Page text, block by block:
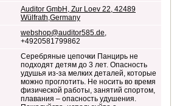
Auditor GmbH, Zur Loev 22, 42489
Wülfrath,Germany
webshop@auditor585.de,
+4920581799862
Серебряные цепочки Панцирь не
подходят детям до 3 лет. Опасность
удушья из-за мелких деталей, которые
можно проглотить. Не носить во время
физической работы, занятий спортом,
плавания – опасность удушения.